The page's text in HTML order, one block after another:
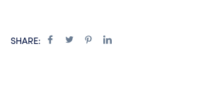
SHARE: